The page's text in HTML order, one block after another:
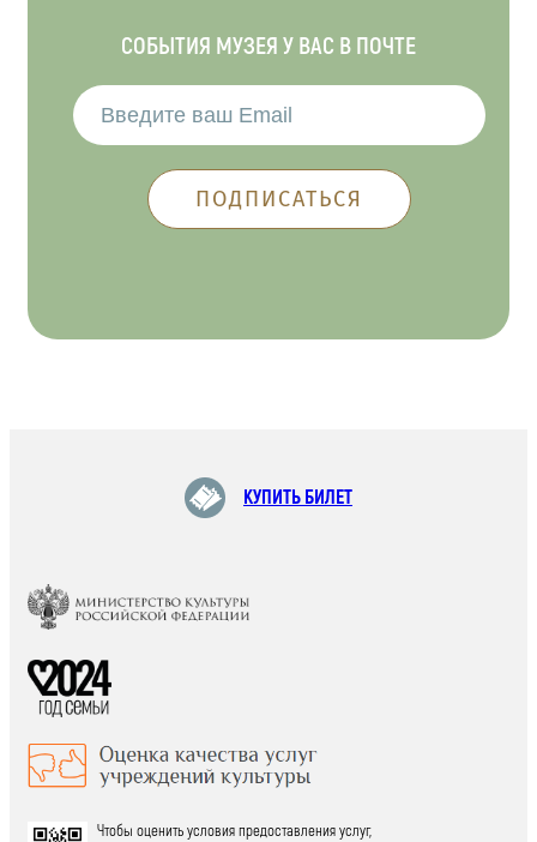
СОБЫТИЯ МУЗЕЯ У ВАС В ПОЧТЕ
КУПИТЬ БИЛЕТ
Чтобы оценить условия предоставления услуг,